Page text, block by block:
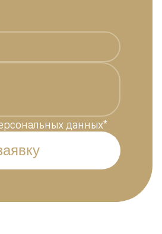
данных*